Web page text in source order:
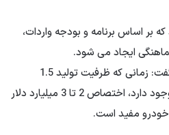
بر اساس برنامه و بودجه واردات،
ایجاد می شود.
رئیس سازمان برنامه و بودجه گفت: زمانی که ظرفیت تولید 1.5
میلیون خودرو در داخل کشور وجود دارد، اختصاص 2 تا 3 میلیارد دلار
خودرو مفید است.